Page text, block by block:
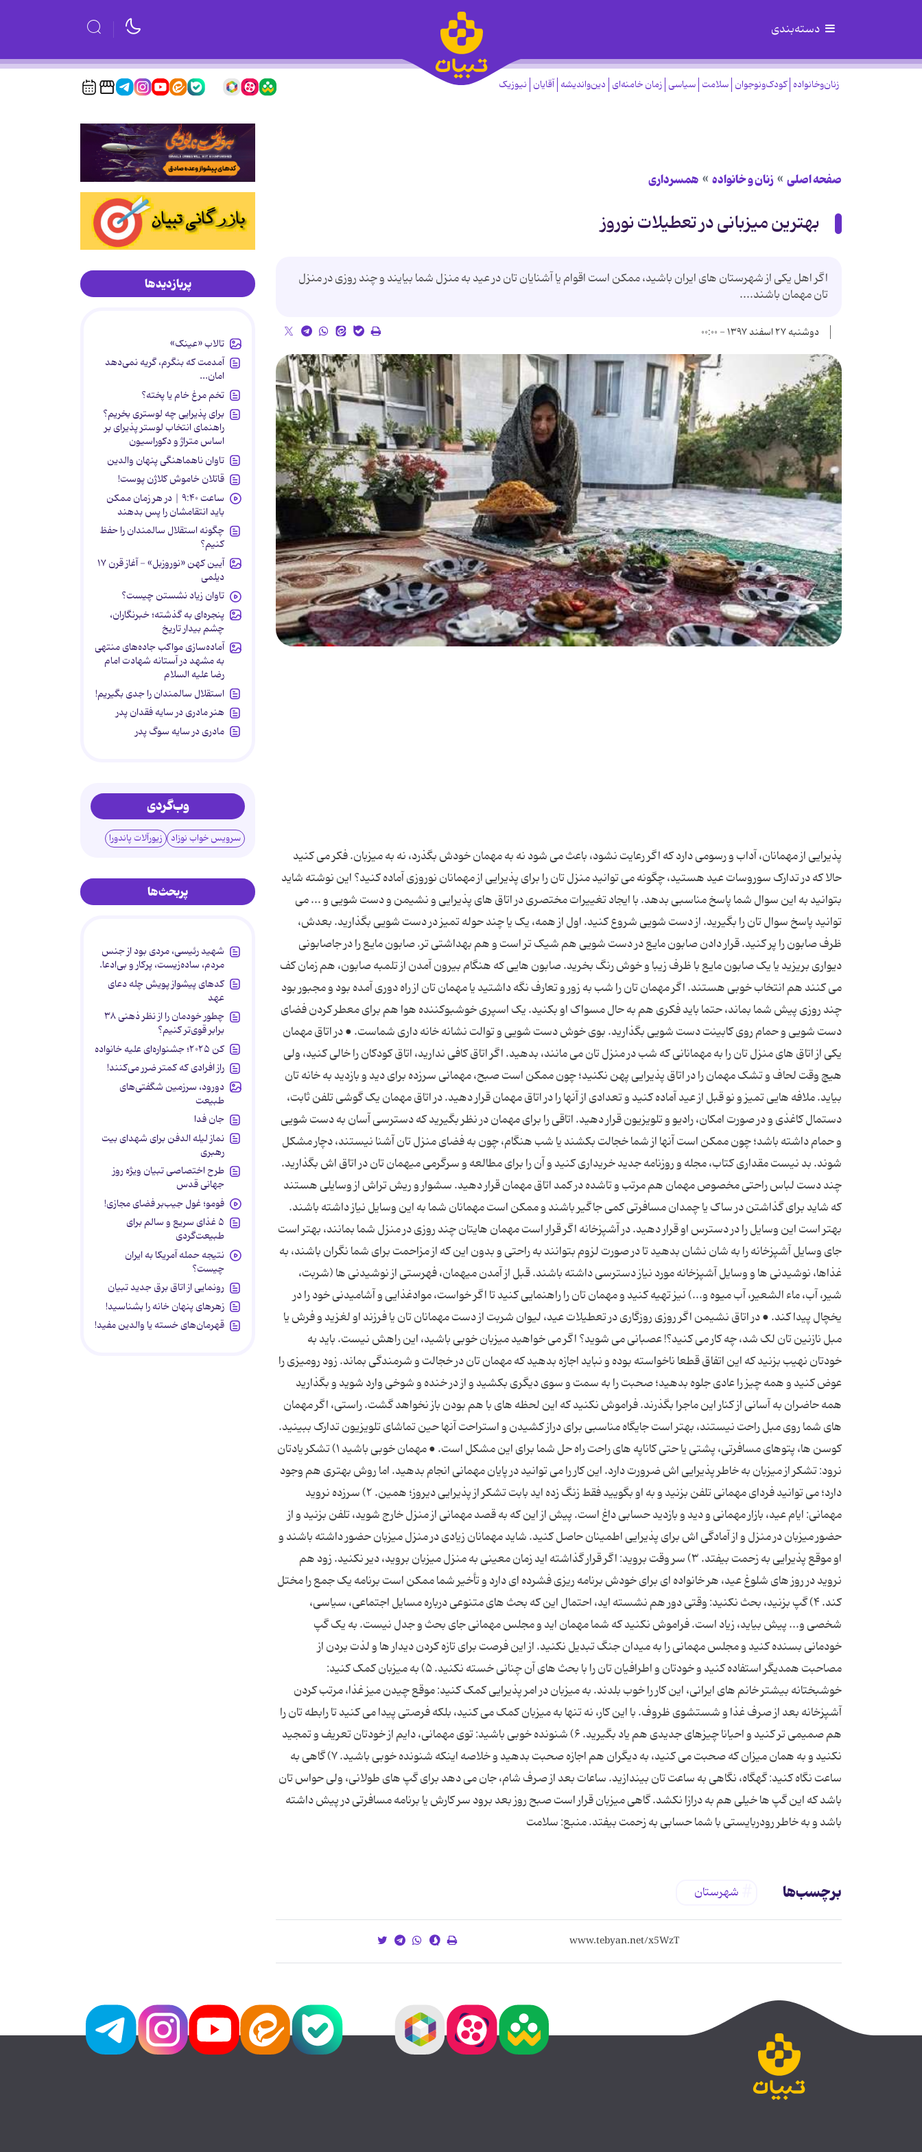
دسته‌بندی
زنان‌وخانواده کودک‌ونوجوان سلامت سیاسی زمان خامنه‌ای دین‌واندیشه آقایان نیوزیک
صفحه اصلی زنان و خانواده همسرداری
بهترین میزبانی در تعطیلات نوروز
اگر اهل یکی از شهرستان های ایران باشید، ممکن است اقوام یا آشنایان تان در عید به منزل شما بیایند و چند روزی در منزل
تان مهمان باشند....
دوشنبه ۲۷ اسفند ۱۳۹۷ - ۰۰:۰۰
پذیرایی از مهمانان، آداب و رسومی دارد که اگر رعایت نشود، باعث می شود نه به مهمان خودش بگذرد، نه به میزبان. فکر می کنید
حالا که در تدارک سوروسات عید هستید، چگونه می توانید منزل تان را برای پذیرایی از مهمانان نوروزی آماده کنید؟ این نوشته شاید
بتوانید به این سوال شما پاسخ مناسبی بدهد. با ایجاد تغییرات مختصری در اتاق های پذیرایی و نشیمن و دست شویی و ... می
توانید پاسخ سوال تان را بگیرید. از دست شویی شروع کنید. اول از همه، یک یا چند حوله تمیز در دست شویی بگذارید. بعدش،
ظرف صابون را پر کنید. قرار دادن صابون مایع در دست شویی هم شیک تر است و هم بهداشتی تر. صابون مایع را در جاصابونی
دیواری بریزید یا یک صابون مایع با ظرف زیبا و خوش رنگ بخرید. صابون هایی که هنگام بیرون آمدن از تلمبه صابون، هم زمان کف
می کنند هم انتخاب خوبی هستند. اگر مهمان تان را شب به زور و تعارف نگه داشتید یا مهمان تان از راه دوری آمده بود و مجبور بود
چند روزی پیش شما بماند، حتما باید فکری هم به حال مسواک او بکنید. یک اسپری خوشبوکننده هوا هم برای معطر کردن فضای
دست شویی و حمام روی کابینت دست شویی بگذارید. بوی خوش دست شویی و توالت نشانه خانه داری شماست. ● در اتاق مهمان
یکی از اتاق های منزل تان را به مهمانانی که شب در منزل تان می مانند، بدهید. اگر اتاق کافی ندارید، اتاق کودکان را خالی کنید، ولی
هیچ وقت لحاف و تشک مهمان را در اتاق پذیرایی پهن نکنید؛ چون ممکن است صبح، مهمانی سرزده برای دید و بازدید به خانه تان
بیاید. ملافه هایی تمیز و نو قبل از عید آماده کنید و تعدادی از آنها را در اتاق مهمان قرار دهید. در اتاق مهمان یک گوشی تلفن ثابت،
دستمال کاغذی و در صورت امکان، رادیو و تلویزیون قرار دهید. اتاقی را برای مهمان در نظر بگیرید که دسترسی آسان به دست شویی
و حمام داشته باشد؛ چون ممکن است آنها از شما خجالت بکشند یا شب هنگام، چون به فضای منزل تان آشنا نیستند، دچار مشکل
شوند. بد نیست مقداری کتاب، مجله و روزنامه جدید خریداری کنید و آن را برای مطالعه و سرگرمی میهمان تان در اتاق اش بگذارید.
چند دست لباس راحتی مخصوص مهمان هم مرتب و تاشده در کمد اتاق مهمان قرار دهید. سشوار و ریش تراش از وسایلی هستند
که شاید برای گذاشتن در ساک یا چمدان مسافرتی کمی جاگیر باشند و ممکن است مهمانان شما به این وسایل نیاز داشته باشند.
بهتر است این وسایل را در دسترس او قرار دهید. در آشپزخانه اگر قرار است مهمان هایتان چند روزی در منزل شما بمانند، بهتر است
جای وسایل آشپزخانه را به شان نشان بدهید تا در صورت لزوم بتوانند به راحتی و بدون این که از مزاحمت برای شما نگران باشند، به
غذاها، نوشیدنی ها و وسایل آشپزخانه مورد نیاز دسترسی داشته باشند. قبل از آمدن میهمان، فهرستی از نوشیدنی ها (شربت،
شیر، آب، ماء الشعیر، آب میوه و...) نیز تهیه کنید و مهمان تان را راهنمایی کنید تا اگر خواست، موادغذایی و آشامیدنی خود را در
یخچال پیدا کند. ● در اتاق نشیمن اگر روزی روزگاری در تعطیلات عید، لیوان شربت از دست مهمانان تان یا فرزند او لغزید و فرش یا
مبل نازنین تان لک شد، چه کار می کنید؟! عصبانی می شوید؟ اگر می خواهید میزبان خوبی باشید، این راهش نیست. باید به
خودتان نهیب بزنید که این اتفاق قطعا ناخواسته بوده و نباید اجازه بدهید که مهمان تان در خجالت و شرمندگی بماند. زود رومیزی را
عوض کنید و همه چیز را عادی جلوه بدهید؛ صحبت را به سمت و سوی دیگری بکشید و از در خنده و شوخی وارد شوید و بگذارید
همه حاضران به آسانی از کنار این ماجرا بگذرند. فراموش نکنید که این لحظه های با هم بودن باز نخواهد گشت. راستی، اگر مهمان
های شما روی مبل راحت نیستند، بهتر است جایگاه مناسبی برای دراز کشیدن و استراحت آنها حین تماشای تلویزیون تدارک ببینید.
کوسن ها، پتوهای مسافرتی، پشتی یا حتی کاناپه های راحت راه حل شما برای این مشکل است. ● مهمان خوبی باشید ۱) تشکر یادتان
نرود: تشکر از میزبان به خاطر پذیرایی اش ضرورت دارد. این کار را می توانید در پایان مهمانی انجام بدهید. اما روش بهتری هم وجود
دارد؛ می توانید فردای مهمانی تلفن بزنید و به او بگویید فقط زنگ زده اید بابت تشکر از پذیرایی دیروز؛ همین. ۲) سرزده نروید
مهمانی: ایام عید، بازار مهمانی و دید و بازدید حسابی داغ است. پیش از این که به قصد مهمانی از منزل خارج شوید، تلفن بزنید و از
حضور میزبان در منزل و از آمادگی اش برای پذیرایی اطمینان حاصل کنید. شاید مهمانان زیادی در منزل میزبان حضور داشته باشند و
او موقع پذیرایی به زحمت بیفتد. ۳) سر وقت بروید: اگر قرار گذاشته اید زمان معینی به منزل میزبان بروید، دیر نکنید. زود هم
نروید در روز های شلوغ عید، هر خانواده ای برای خودش برنامه ریزی فشرده ای دارد و تأخیر شما ممکن است برنامه یک جمع را مختل
کند. ۴) گپ بزنید، بحث نکنید: وقتی دور هم نشسته اید، احتمال این که بحث های متنوعی درباره مسایل اجتماعی، سیاسی،
شخصی و... پیش بیاید، زیاد است. فراموش نکنید که شما مهمان اید و مجلس مهمانی جای بحث و جدل نیست. به یک گپ
خودمانی بسنده کنید و مجلس مهمانی را به میدان جنگ تبدیل نکنید. از این فرصت برای تازه کردن دیدار ها و لذت بردن از
مصاحبت همدیگر استفاده کنید و خودتان و اطرافیان تان را با بحث های آن چنانی خسته نکنید. ۵) به میزبان کمک کنید:
خوشبختانه بیشتر خانم های ایرانی، این کار را خوب بلدند. به میزبان در امر پذیرایی کمک کنید: موقع چیدن میز غذا، مرتب کردن
آشپزخانه بعد از صرف غذا و شستشوی ظروف. با این کار، نه تنها به میزبان کمک می کنید، بلکه فرصتی پیدا می کنید تا رابطه تان را
هم صمیمی تر کنید و احیانا چیزهای جدیدی هم یاد بگیرید. ۶) شنونده خوبی باشید: توی مهمانی، دایم از خودتان تعریف و تمجید
نکنید و به همان میزان که صحبت می کنید، به دیگران هم اجازه صحبت بدهید و خلاصه اینکه شنونده خوبی باشید. ۷) گاهی به
ساعت نگاه کنید: گهگاه، نگاهی به ساعت تان بیندازید. ساعات بعد از صرف شام، جان می دهد برای گپ های طولانی، ولی حواس تان
باشد که این گپ ها خیلی هم به درازا نکشد. گاهی میزبان قرار است صبح روز بعد برود سر کارش یا برنامه مسافرتی در پیش داشته
باشد و به خاطر رودربایستی با شما حسابی به زحمت بیفتد. منبع: سلامت
برچسب‌ها شهرستان
پربازدیدها
تالاب «عینک»
آمدمت که بنگرم، گریه نمی‌دهد
امان...
تخم مرغ خام یا پخته؟
برای پذیرایی چه لوستری بخریم؟
راهنمای انتخاب لوستر پذیرای بر
اساس متراژ و دکوراسیون
تاوان ناهماهنگی پنهان والدین
قاتلان خاموش کلاژن پوست!
ساعت ۹:۴۰ | در هر زمان ممکن
باید انتقامشان را پس بدهند
چگونه استقلال سالمندان را حفظ
کنیم؟
آیین کهن «نوروزبل» - آغاز قرن ۱۷
دیلمی
تاوان زیاد نشستن چیست؟
پنجره‌ای به گذشته؛ خبرنگاران،
چشم بیدار تاریخ
آماده‌سازی مواکب جاده‌های منتهی
به مشهد در آستانه شهادت امام
رضا علیه السلام
استقلال سالمندان را جدی بگیریم!
هنر مادری در سایه‌ فقدان پدر
مادری در سایه سوگ پدر
وب‌گردی
سرویس خواب نوزاد زیورآلات پاندورا
پربحث‌ها
شهید رئیسی، مردی بود از جنس
مردم، ساده‌زیست، پرکار و بی‌ادعا.
کدهای پیشواز پویش چله دعای
عهد
چطور خودمان را از نظر ذهنی ۳۸
برابر قوی‌تر کنیم؟
کن ۲۰۲۵؛ جشنواره‌ای علیه خانواده
راز افرادی که کمتر ضرر می‌کنند!
دورود، سرزمین شگفتی‌های
طبیعت
جان فدا
نماز لیله الدفن برای شهدای بیت
رهبری
طرح اختصاصی تبیان ویژه روز
جهانی قدس
فومو؛ غول جیب‌بر فضای مجازی!
۵ غذای سریع و سالم برای
طبیعت‌گردی
نتیجه حمله آمریکا به ایران
چیست؟
رونمایی از اتاق برق جدید تبیان
زهرهای پنهان خانه را بشناسید!
قهرمان‌های خسته یا والدین مفید!